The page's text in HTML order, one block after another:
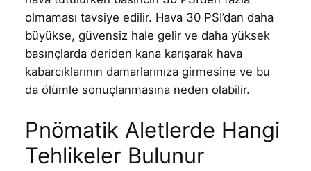
olmaması tavsiye edilir. Hava 30 PSI’dan daha
büyükse, güvensiz hale gelir ve daha yüksek
basınçlarda deriden kana karışarak hava
kabarcıklarının damarlarınıza girmesine ve bu
da ölümle sonuçlanmasına neden olabilir.
Pnömatik Aletlerde Hangi
Tehlikeler Bulunur